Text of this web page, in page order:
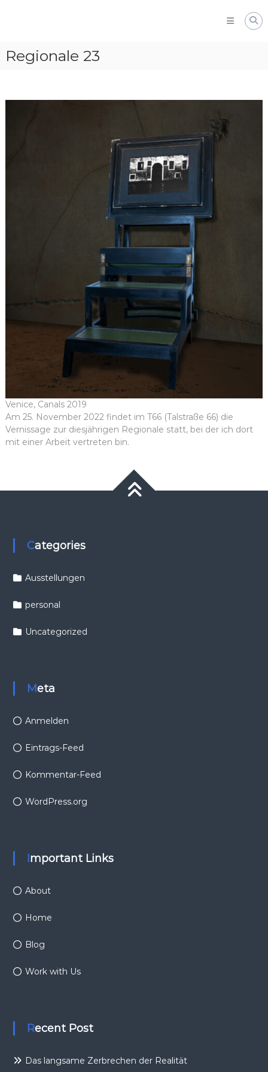
Regionale 23
Venice, Canals 2019
Am 25. November 2022 findet im T66 (Talstraße 66) die
Vernissage zur diesjährigen Regionale statt, bei der ich dort
mit einer Arbeit vertreten bin.
Categories
Ausstellungen
personal
Uncategorized
Meta
Anmelden
Eintrags-Feed
Kommentar-Feed
WordPress.org
Important Links
About
Home
Blog
Work with Us
Recent Post
Das langsame Zerbrechen der Realität